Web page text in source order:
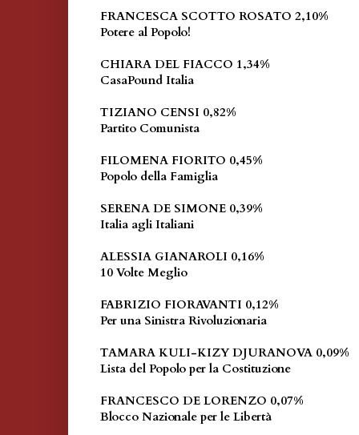
FRANCESCA SCOTTO ROSATO 2,10%
Potere al Popolo!
CHIARA DEL FIACCO 1,34%
CasaPound Italia
TIZIANO CENSI 0,82%
Partito Comunista
FILOMENA FIORITO 0,45%
Popolo della Famiglia
SERENA DE SIMONE 0,39%
Italia agli Italiani
ALESSIA GIANAROLI 0,16%
10 Volte Meglio
FABRIZIO FIORAVANTI 0,12%
Per una Sinistra Rivoluzionaria
TAMARA KULI-KIZY DJURANOVA 0,09%
Lista del Popolo per la Costituzione
FRANCESCO DE LORENZO 0,07%
Blocco Nazionale per le Libertà